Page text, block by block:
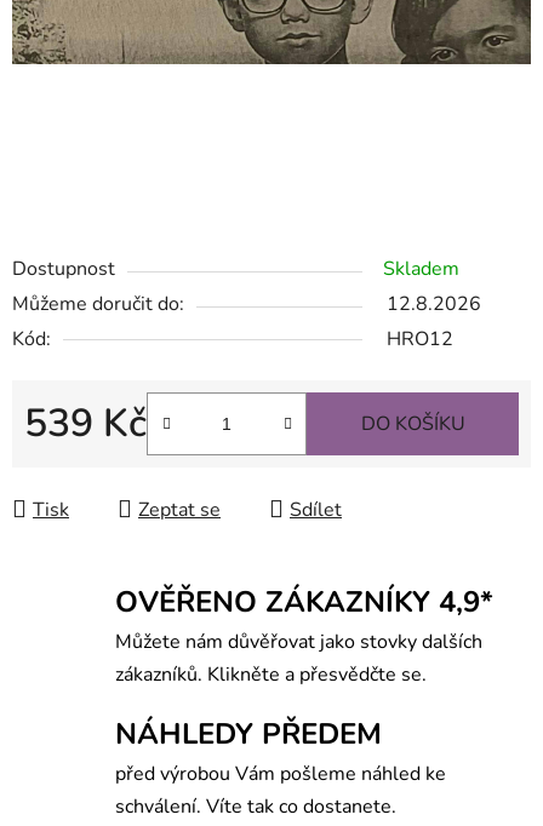
Dostupnost
Skladem
Můžeme doručit do:
12.8.2026
Kód:
HRO12
539 Kč DO KOŠÍKU
Tisk Zeptat se Sdílet
OVĚŘENO ZÁKAZNÍKY 4,9*
Můžete nám důvěřovat jako stovky dalších
zákazníků. Klikněte a přesvědčte se.
NÁHLEDY PŘEDEM
před výrobou Vám pošleme náhled ke
schválení. Víte tak co dostanete.